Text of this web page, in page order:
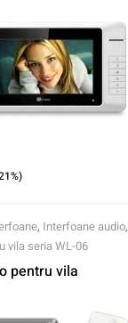
, Interfoane audio,
vila seria WL-06
pentru vila